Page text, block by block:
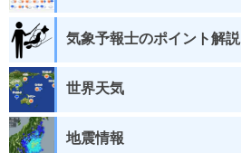
気象予報士のポイント解説
世界天気
地震情報